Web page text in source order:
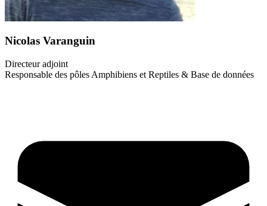
Nicolas Varanguin
Directeur adjoint
Responsable des pôles Amphibiens et Reptiles & Base de données